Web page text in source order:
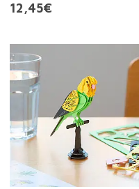
12,45€